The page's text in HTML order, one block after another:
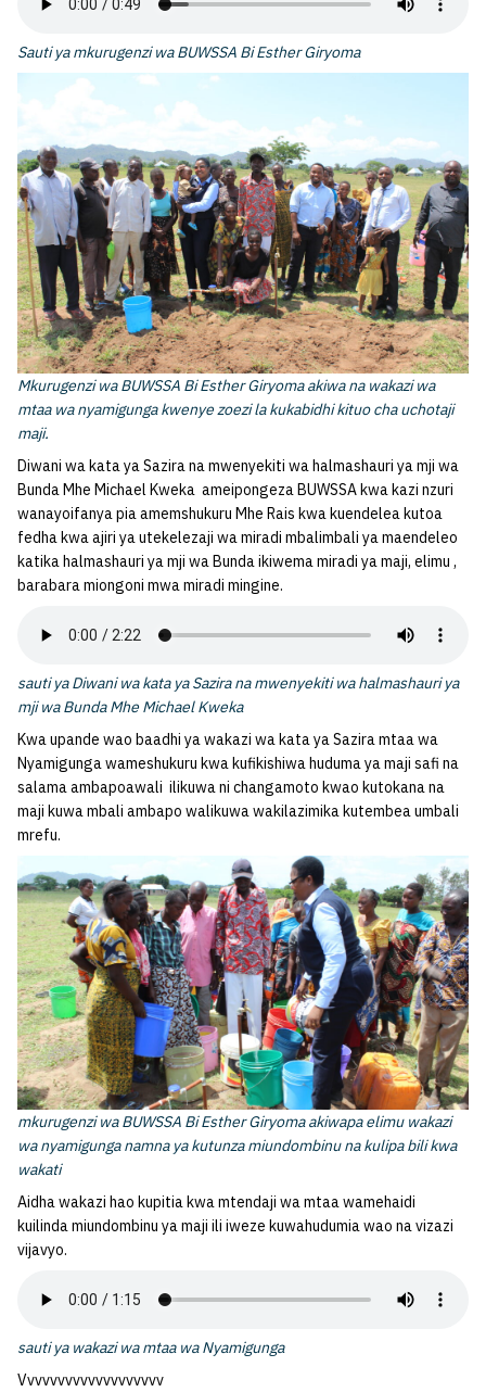
Sauti ya mkurugenzi wa BUWSSA Bi Esther Giryoma
Mkurugenzi wa BUWSSA Bi Esther Giryoma akiwa na wakazi wa
mtaa wa nyamigunga kwenye zoezi la kukabidhi kituo cha uchotaji
maji.
Diwani wa kata ya Sazira na mwenyekiti wa halmashauri ya mji wa
Bunda Mhe Michael Kweka ameipongeza BUWSSA kwa kazi nzuri
wanayoifanya pia amemshukuru Mhe Rais kwa kuendelea kutoa
fedha kwa ajiri ya utekelezaji wa miradi mbalimbali ya maendeleo
katika halmashauri ya mji wa Bunda ikiwema miradi ya maji, elimu ,
barabara miongoni mwa miradi mingine.
sauti ya Diwani wa kata ya Sazira na mwenyekiti wa halmashauri ya
mji wa Bunda Mhe Michael Kweka
Kwa upande wao baadhi ya wakazi wa kata ya Sazira mtaa wa
Nyamigunga wameshukuru kwa kufikishiwa huduma ya maji safi na
salama ambapoawali ilikuwa ni changamoto kwao kutokana na
maji kuwa mbali ambapo walikuwa wakilazimika kutembea umbali
mrefu.
mkurugenzi wa BUWSSA Bi Esther Giryoma akiwapa elimu wakazi
wa nyamigunga namna ya kutunza miundombinu na kulipa bili kwa
wakati
Aidha wakazi hao kupitia kwa mtendaji wa mtaa wamehaidi
kuilinda miundombinu ya maji ili iweze kuwahudumia wao na vizazi
vijavyo.
sauti ya wakazi wa mtaa wa Nyamigunga
Vvvvvvvvvvvvvvvvvvv